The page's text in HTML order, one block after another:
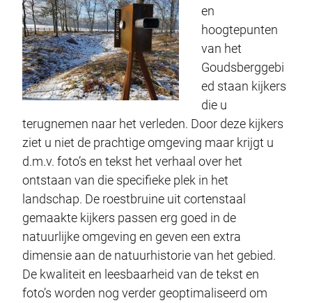
en
hoogtepunten
van het
Goudsberggebi
ed staan kijkers
die u
terugnemen naar het verleden. Door deze kijkers
ziet u niet de prachtige omgeving maar krijgt u
d.m.v. foto’s en tekst het verhaal over het
ontstaan van die specifieke plek in het
landschap. De roestbruine uit cortenstaal
gemaakte kijkers passen erg goed in de
natuurlijke omgeving en geven een extra
dimensie aan de natuurhistorie van het gebied.
De kwaliteit en leesbaarheid van de tekst en
foto’s worden nog verder geoptimaliseerd om